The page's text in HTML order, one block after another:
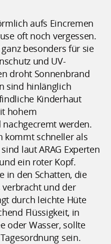
aufs Eincremen
oft noch vergessen.
besonders für sie
und UV-
droht Sonnenbrand
sind hinlänglich
Kinderhaut
hohem
werden.
kommt schneller als
laut ARAG Experten
ein roter Kopf.
in den Schatten, die
und der
durch leichte Hüte
Flüssigkeit, in
oder Wasser, sollte
sein.